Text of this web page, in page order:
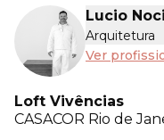
Lucio
Arquitetura
Ver
Loft Vivências
CASACOR Rio de